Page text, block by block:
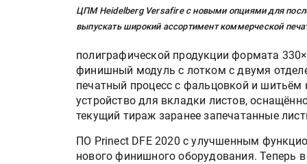
ЦПМ Heidelberg Versafire с новыми опциями для
выпускать широкий ассортимент коммерческой
полиграфической продукции формата
финишный модуль с лотком с двумя
печатный процесс с фальцовкой и
устройство для вкладки листов,
текущий тираж заранее запечатанные
ПО Prinect DFE 2020 с улучшенным
нового финишного оборудования. Теперь